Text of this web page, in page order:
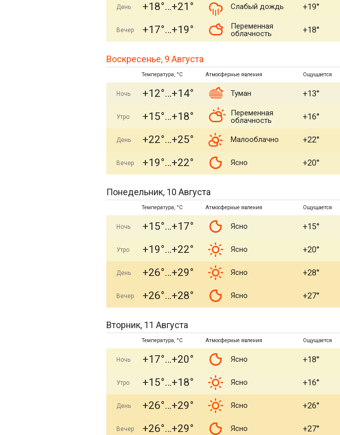
День +18° +21° Слабый дождь +19°
Вечер +17° +19°
Переменная
облачность
+18°
Воскресенье, 9 Августа
Температура, °C Атмосферные явления Ощущается
Ночь +12° +14° Туман +13°
Утро +15° +18°
Переменная
облачность
+16°
День +22° +25° Малооблачно +22°
Вечер +19° +22° Ясно +20°
Понедельник, 10 Августа
Температура, °C Атмосферные явления Ощущается
Ночь +15° +17° Ясно +15°
Утро +19° +22° Ясно +20°
День +26° +29° Ясно +28°
Вечер +26° +28° Ясно +27°
Вторник, 11 Августа
Температура, °C Атмосферные явления Ощущается
Ночь +17° +20° Ясно +18°
Утро +15° +18° Ясно +16°
День +26° +29° Ясно +26°
Вечер +26° +29° Ясно +27°